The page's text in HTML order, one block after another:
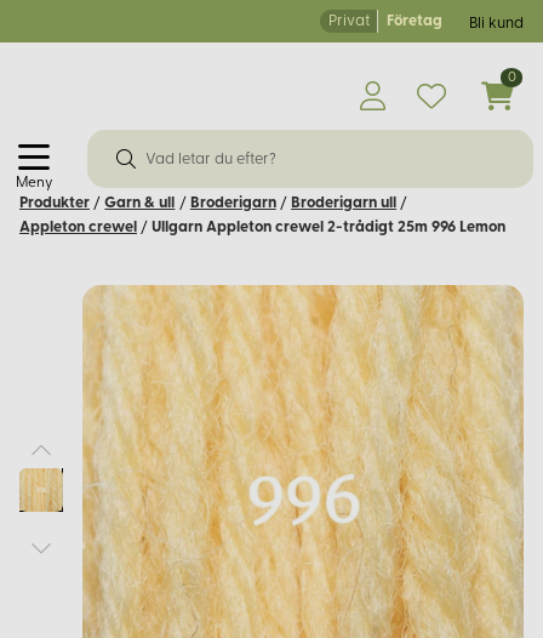
Privat Företag Bli kund
Meny
0
Produkter / Garn & ull / Broderigarn / Broderigarn ull
/
Appleton crewel / Ullgarn Appleton crewel 2-trådigt 25m 996 Lemon